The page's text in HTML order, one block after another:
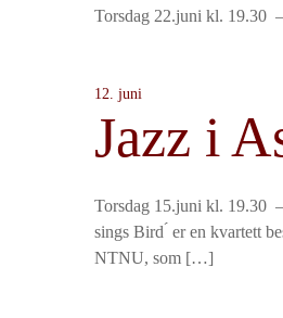
Torsdag 22.juni kl. 19.30
12. juni
Jazz i
Torsdag 15.juni kl. 19.30
sings Bird ́ er en kvartett
NTNU, som […]